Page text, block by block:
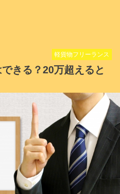
軽貨物フリーランス
きる？20万超えると